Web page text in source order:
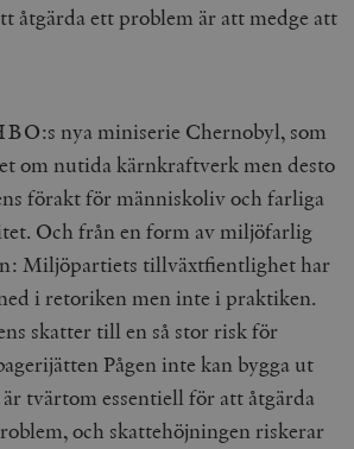
åtgärda ett problem är att medge att
nya miniserie Chernobyl, som
om nutida kärnkraftverk men desto
förakt för människoliv och farliga
Och från en form av miljöfarlig
Miljöpartiets tillväxtfientlighet har
i retoriken men inte i praktiken.
skatter till en så stor risk för
Pågen inte kan bygga ut
tvärtom essentiell för att åtgärda
och skattehöjningen riskerar